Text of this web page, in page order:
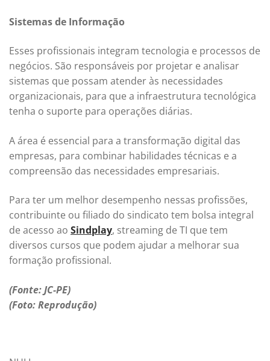
Sistemas de Informação
Esses profissionais integram tecnologia e processos de
negócios. São responsáveis por projetar e analisar
sistemas que possam atender às necessidades
organizacionais, para que a infraestrutura tecnológica
tenha o suporte para operações diárias.
A área é essencial para a transformação digital das
empresas, para combinar habilidades técnicas e a
compreensão das necessidades empresariais.
Para ter um melhor desempenho nessas profissões,
contribuinte ou filiado do sindicato tem bolsa integral
de acesso ao Sindplay, streaming de TI que tem
diversos cursos que podem ajudar a melhorar sua
formação profissional.
(Fonte: JC-PE)
(Foto: Reprodução)